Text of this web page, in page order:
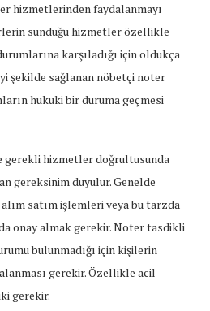
hizmetlerinden faydalanmayı
sunduğu hizmetler özellikle
karşıladığı için oldukça
şekilde sağlanan nöbetçi noter
hukuki bir duruma geçmesi
gerekli hizmetler doğrultusunda
gereksinim duyulur. Genelde
satım işlemleri veya bu tarzda
onay almak gerekir. Noter tasdikli
bulunmadığı için kişilerin
gerekir. Özellikle acil
gerekir.